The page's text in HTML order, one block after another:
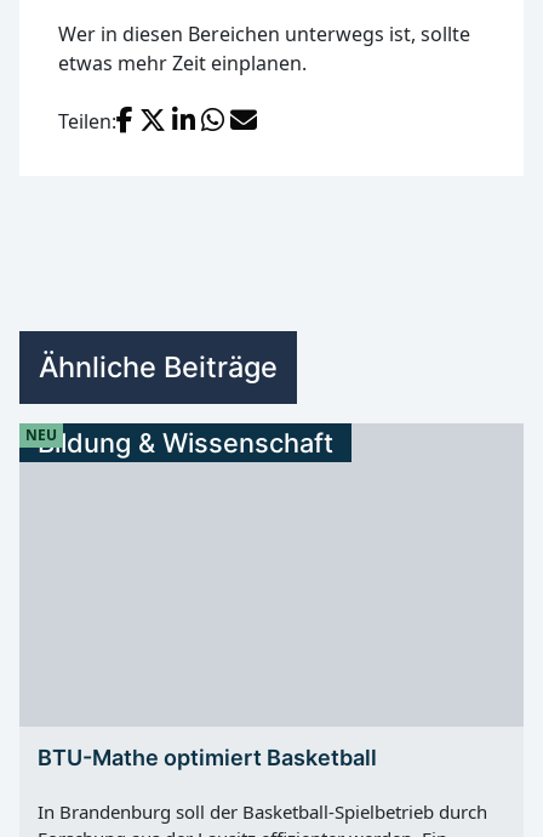
Wer in diesen Bereichen unterwegs ist, sollte
etwas mehr Zeit einplanen.
Teilen: Facebook
X (Twitter)
LinkedIn
WhatsApp
Ähnliche Beiträge
Bildung & Wissenschaft
NEU
BTU-Mathe optimiert Basketball
In Brandenburg soll der Basketball-Spielbetrieb durch